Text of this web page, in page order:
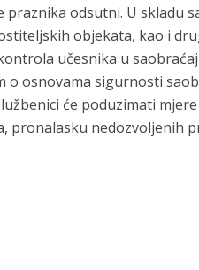
odsutni. U skladu
objekata, kao i
učesnika u
osnovama sigurnosti
će poduzimati
pronalasku nedozvoljenih